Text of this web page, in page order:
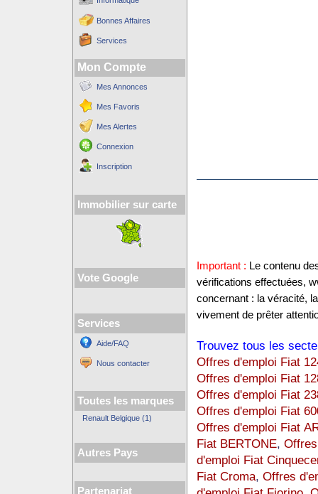
Bonnes Affaires
Services
Mon Compte
Mes Annonces
Mes Favoris
Mes Alertes
Connexion
Inscription
Immobilier sur carte
Vote Google
Services
Aide/FAQ
Nous contacter
Toutes les marques
Renault Belgique (1)
Autres Pays
Partenariat
Important : Le contenu
vérifications effectuées,
concernant : la véracité,
vivement de prêter
Trouvez tous les
Offres d'emploi Fiat
Offres d'emploi Fiat
Offres d'emploi Fiat
Offres d'emploi Fiat
Offres d'emploi Fiat
Fiat BERTONE,
d'emploi Fiat
Fiat Croma, Offres